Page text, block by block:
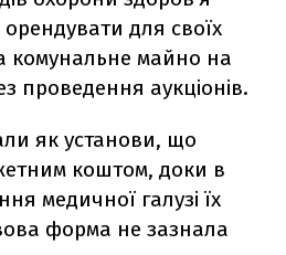
орендувати для своїх
комунальне майно на
проведення аукціонів.
як установи, що
коштом, доки в
медичної галузі їх
форма не зазнала